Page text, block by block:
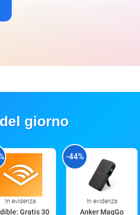
giorno
In evidenza
Gratis 30
-44%
In evidenza
Anker MagGo